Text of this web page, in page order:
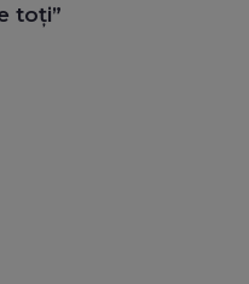
toți”